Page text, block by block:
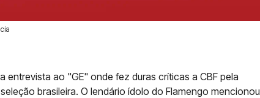
entrevista ao "GE" onde fez duras críticas a CBF pela
brasileira. O lendário ídolo do Flamengo mencionou